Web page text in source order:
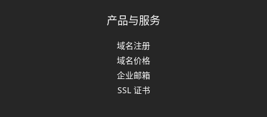
产品与服务
域名注册
域名价格
企业邮箱
SSL 证书